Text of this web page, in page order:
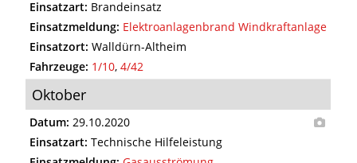
Einsatzart: Brandeinsatz
Einsatzmeldung: Elektroanlagenbrand Windkraftanlage
Einsatzort: Walldürn-Altheim
Fahrzeuge: 1/10,4/42
Oktober
Datum: 29.10.2020
Einsatzart: Technische Hilfeleistung